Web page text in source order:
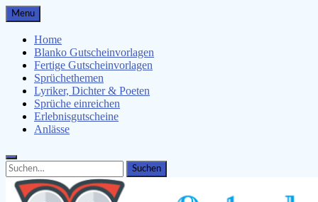
Skip
to
content
Menu
Home
Blanko Gutscheinvorlagen
Fertige Gutscheinvorlagen
Sprüchethemen
Lyriker, Dichter & Poeten
Sprüche einreichen
Erlebnisgutscheine
Anlässe
Search
for:
Search